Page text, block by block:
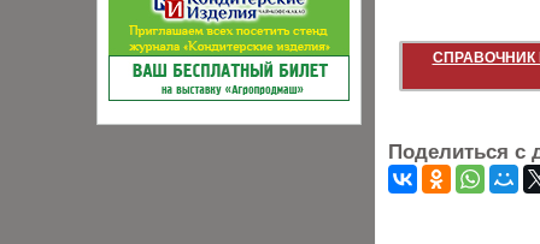
СПРАВОЧНИК
Поделиться с